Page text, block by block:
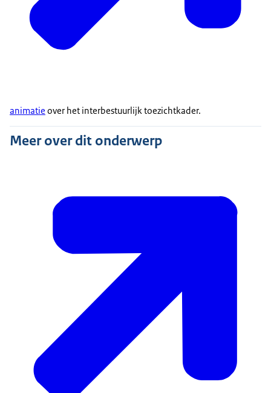
animatie over het interbestuurlijk toezichtkader.
Meer over dit onderwerp